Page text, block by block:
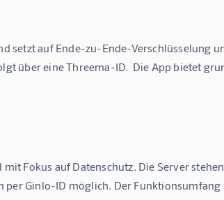
setzt auf Ende-zu-Ende-Verschlüsselung
über eine Threema-ID.  Die App bietet
Fokus auf Datenschutz. Die Server
Ginlo-ID möglich. Der Funktionsumfang